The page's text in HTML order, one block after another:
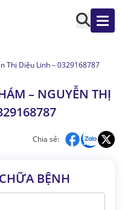
Thị Diệu Linh – 0329168787
– NGUYỄN THỊ
Chia sẻ:
BỆNH